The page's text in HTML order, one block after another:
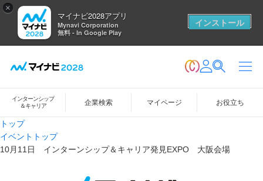
×
マイナビ2028アプリ
Mynavi Corporation
無料 - In Google Play
インストール
インターンシップ
＆キャリア
企業検索 マイページ お役立ち
トップ
イベントトップ
10月11日 インターンシップ＆キャリア発見EXPO 大阪会場